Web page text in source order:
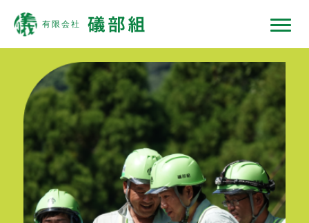
礒部組について
現場ではたらくひと
現場ではたらく機械
現場ノート
採用情報